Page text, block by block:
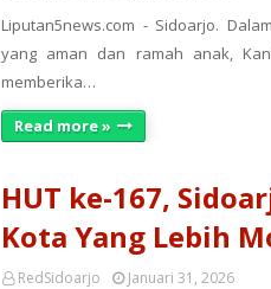
Liputan5news.com - Sidoarjo.
yang aman dan ramah anak,
memberika…
Read more »
HUT ke-167,
Kota Yang Lebih
RedSidoarjo Januari 31, 2026